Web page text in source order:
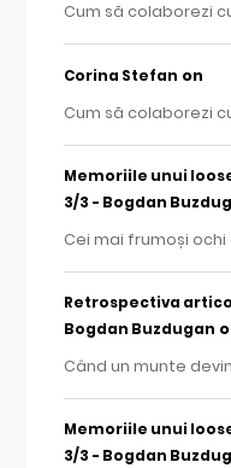
Cum să colaborezi
Corina Stefan on
Cum să colaborezi
Memoriile unui
3/3 - Bogdan
Cei mai frumoși
Retrospectiva
Bogdan Buzdugan
Când un munte
Memoriile unui
3/3 - Bogdan